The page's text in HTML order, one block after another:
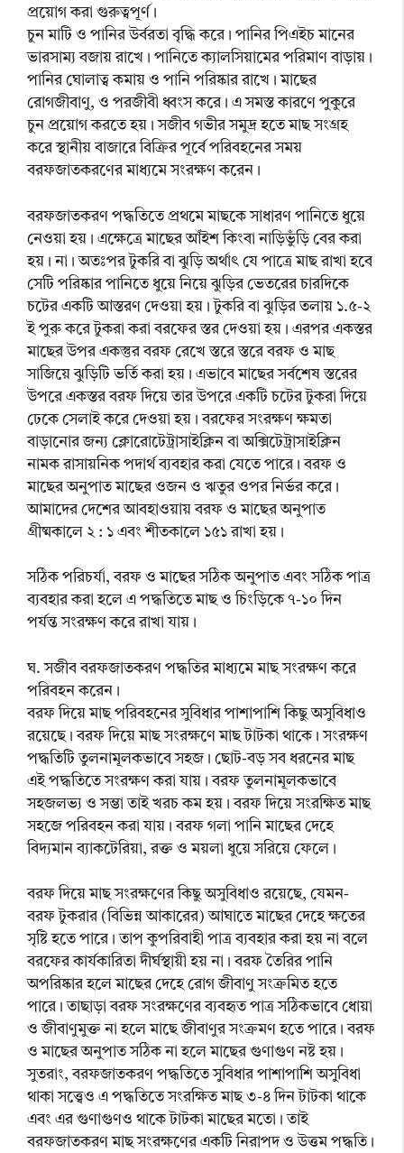
প্রয়োগ করা গুরুত্বপূর্ণ।
চুন মাটি ও পানির উর্বরতা বৃদ্ধি করে। পানির পিএইচ মানের
ভারসাম্য বজায় রাখে। পানিতে ক্যালসিয়ামের পরিমাণ বাড়ায়।
পানির ঘোলাত্ব কমায় ও পানি পরিষ্কার রাখে। মাছের
রোগজীবাণু, ও পরজীবী ধ্বংস করে। এ সমস্ত কারণে পুকুরে
চুন প্রয়োগ করতে হয়। সজীব গভীর সমুদ্র হতে মাছ সংগ্রহ
করে স্থানীয় বাজারে বিক্রির পূর্বে পরিবহনের সময়
বরফজাতকরণের মাধ্যমে সংরক্ষণ করেন।
বরফজাতকরণ পদ্ধতিতে প্রথমে মাছকে সাধারণ পানিতে ধুয়ে
নেওয়া হয়। এক্ষেত্রে মাছের আঁইশ কিংবা নাড়িভুঁড়ি বের করা
হয়। না। অতঃপর টুকরি বা ঝুড়ি অর্থাৎ যে পাত্রে মাছ রাখা হবে
সেটি পরিষ্কার পানিতে ধুয়ে নিয়ে ঝুড়ির ভেতরের চারদিকে
চটের একটি আস্তরণ দেওয়া হয়। টুকরি বা ঝুড়ির তলায় ১.৫-২
ই পুরু করে টুকরা করা বরফের স্তর দেওয়া হয়। এরপর একস্তর
মাছের উপর একস্তুর বরফ রেখে স্তরে স্তরে বরফ ও মাছ
সাজিয়ে ঝুড়িটি ভর্তি করা হয়। এভাবে মাছের সর্বশেষ স্তরের
উপরে একস্তর বরফ দিয়ে তার উপরে একটি চটের টুকরা দিয়ে
ঢেকে সেলাই করে দেওয়া হয়। বরফের সংরক্ষণ ক্ষমতা
বাড়ানোর জন্য ক্লোরোটেট্রাসাইক্লিন বা অক্সিটেট্রাসাইক্লিন
নামক রাসায়নিক পদার্থ ব্যবহার করা যেতে পারে। বরফ ও
মাছের অনুপাত মাছের ওজন ও ঋতুর ওপর নির্ভর করে।
আমাদের দেশের আবহাওয়ায় বরফ ও মাছের অনুপাত
গ্রীষ্মকালে ২ : ১ এবং শীতকালে ১৫১ রাখা হয়।
সঠিক পরিচর্যা, বরফ ও মাছের সঠিক অনুপাত এবং সঠিক পাত্র
ব্যবহার করা হলে এ পদ্ধতিতে মাছ ও চিংড়িকে ৭-১০ দিন
পর্যন্ত সংরক্ষণ করে রাখা যায়।
ঘ. সজীব বরফজাতকরণ পদ্ধতির মাধ্যমে মাছ সংরক্ষণ করে
পরিবহন করেন।
বরফ দিয়ে মাছ পরিবহনের সুবিধার পাশাপাশি কিছু অসুবিধাও
রয়েছে। বরফ দিয়ে মাছ সংরক্ষণে মাছ টাটকা থাকে। সংরক্ষণ
পদ্ধতিটি তুলনামূলকভাবে সহজ। ছোট-বড় সব ধরনের মাছ
এই পদ্ধতিতে সংরক্ষণ করা যায়। বরফ তুলনামূলকভাবে
সহজলভ্য ও সম্ভা তাই খরচ কম হয়। বরফ দিয়ে সংরক্ষিত মাছ
সহজে পরিবহন করা যায়। বরফ গলা পানি মাছের দেহে
বিদ্যমান ব্যাকটেরিয়া, রক্ত ও ময়লা ধুয়ে সরিয়ে ফেলে।
বরফ দিয়ে মাছ সংরক্ষণের কিছু অসুবিধাও রয়েছে, যেমন-
বরফ টুকরার (বিভিন্ন আকারের) আঘাতে মাছের দেহে ক্ষতের
সৃষ্টি হতে পারে। তাপ কুপরিবাহী পাত্র ব্যবহার করা হয় না বলে
বরফের কার্যকারিতা দীর্ঘস্থায়ী হয় না। বরফ তৈরির পানি
অপরিষ্কার হলে মাছের দেহে রোগ জীবাণু সংক্রমিত হতে
পারে। তাছাড়া বরফ সংরক্ষণের ব্যবহৃত পাত্র সঠিকভাবে ধোয়া
ও জীবাণুমুক্ত না হলে মাছে জীবাণুর সংক্রমণ হতে পারে। বরফ
ও মাছের অনুপাত সঠিক না হলে মাছের গুণাগুণ নষ্ট হয়।
সুতরাং, বরফজাতকরণ পদ্ধতিতে সুবিধার পাশাপাশি অসুবিধা
থাকা সত্ত্বেও এ পদ্ধতিতে সংরক্ষিত মাছ ৩-৪ দিন টাটকা থাকে
এবং এর গুণাগুণও থাকে টাটকা মাছের মতো। তাই
বরফজাতকরণ মাছ সংরক্ষণের একটি নিরাপদ ও উত্তম পদ্ধতি।